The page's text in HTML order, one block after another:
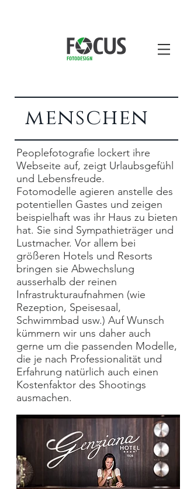
menschen
Peoplefotografie lockert ihre
Webseite auf, zeigt Urlaubsgefühl
und Lebensfreude.
Fotomodelle agieren anstelle des
potentiellen Gastes und zeigen
beispielhaft was ihr Haus zu bieten
hat. Sie sind Sympathieträger und
Lustmacher. Vor allem bei
größeren Hotels und Resorts
bringen sie Abwechslung
ausserhalb der reinen
Infrastrukturaufnahmen (wie
Rezeption, Speisesaal,
Schwimmbad usw.) Auf Wunsch
kümmern wir uns daher auch
gerne um die passenden Modelle,
die je nach Professionalität und
Erfahrung natürlich auch einen
Kostenfaktor des Shootings
ausmachen.